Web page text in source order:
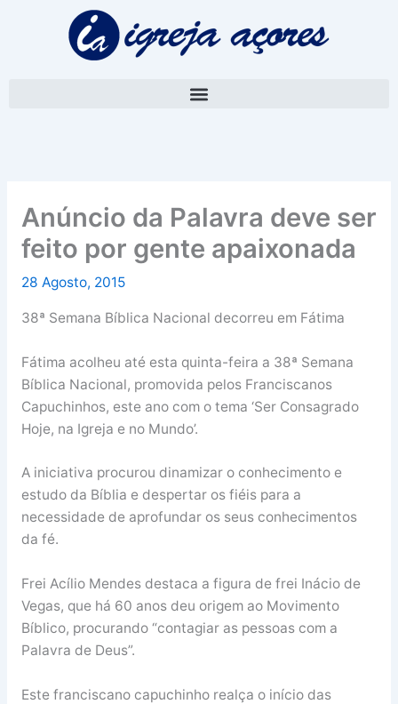
Anúncio da Palavra deve ser
feito por gente apaixonada
28 Agosto, 2015
38ª Semana Bíblica Nacional decorreu em Fátima
Fátima acolheu até esta quinta-feira a 38ª Semana
Bíblica Nacional, promovida pelos Franciscanos
Capuchinhos, este ano com o tema ‘Ser Consagrado
Hoje, na Igreja e no Mundo’.
A iniciativa procurou dinamizar o conhecimento e
estudo da Bíblia e despertar os fiéis para a
necessidade de aprofundar os seus conhecimentos
da fé.
Frei Acílio Mendes destaca a figura de frei Inácio de
Vegas, que há 60 anos deu origem ao Movimento
Bíblico, procurando “contagiar as pessoas com a
Palavra de Deus”.
Este franciscano capuchinho realça o início das